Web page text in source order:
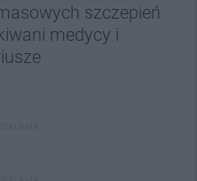
szczepień
medycy i